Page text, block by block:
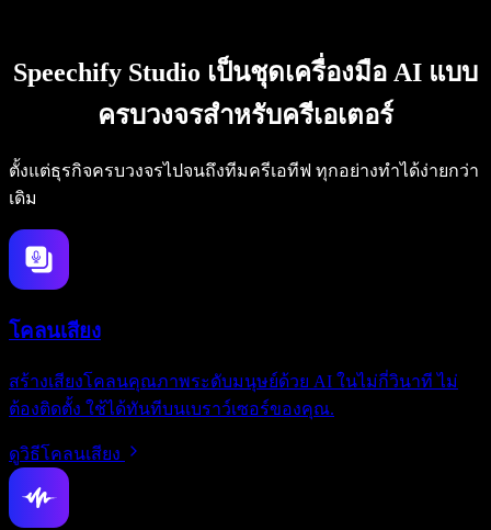
Speechify Studio เป็นชุดเครื่องมือ AI แบบ
ครบวงจรสำหรับครีเอเตอร์
ตั้งแต่ธุรกิจครบวงจรไปจนถึงทีมครีเอทีฟ ทุกอย่างทำได้ง่ายกว่า
เดิม
โคลนเสียง
สร้างเสียงโคลนคุณภาพระดับมนุษย์ด้วย AI ในไม่กี่วินาที ไม่
ต้องติดตั้ง ใช้ได้ทันทีบนเบราว์เซอร์ของคุณ.
ดูวิธีโคลนเสียง